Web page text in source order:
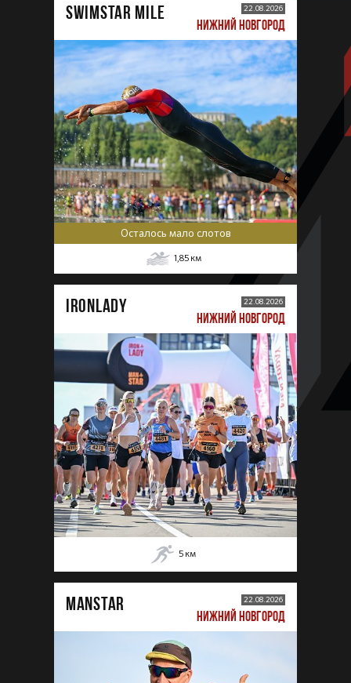
SWIMSTAR MILE 22.08.2026
НИЖНИЙ НОВГОРОД
Осталось мало слотов
1,85 км
IRONLADY 22.08.2026
НИЖНИЙ НОВГОРОД
5 км
MANSTAR 22.08.2026
НИЖНИЙ НОВГОРОД